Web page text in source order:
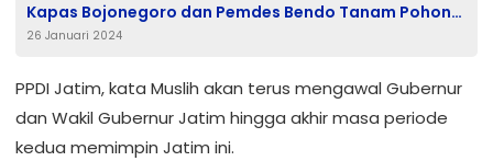
Kapas Bojonegoro dan Pemdes Bendo Tanam Pohon
Penghijauan
26 Januari 2024
PPDI Jatim, kata Muslih akan terus mengawal Gubernur
dan Wakil Gubernur Jatim hingga akhir masa periode
kedua memimpin Jatim ini.